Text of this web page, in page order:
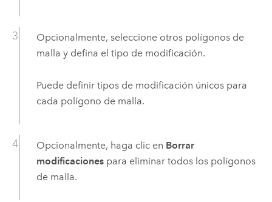
Opcionalmente, seleccione otros polígonos de
malla y defina el tipo de modificación.
Puede definir tipos de modificación únicos para
cada polígono de malla.
Opcionalmente, haga clic en Borrar
modificacionespara eliminar todos los polígonos
de malla.